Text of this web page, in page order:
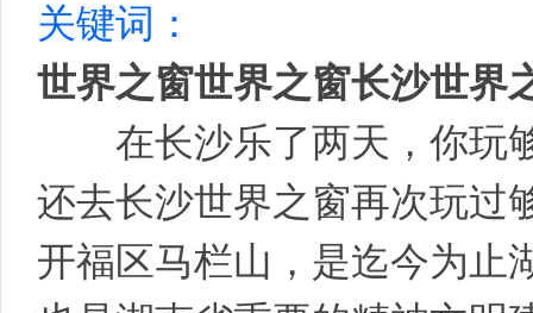
关键词：
世界之窗世界之窗长沙世界
在长沙乐了两天，你玩
还去长沙世界之窗再次玩过
开福区马栏山，是迄今为止